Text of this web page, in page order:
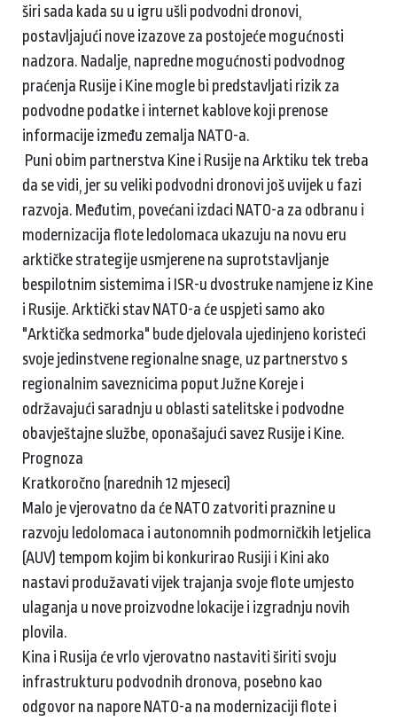
širi sada kada su u igru ušli podvodni dronovi,
postavljajući nove izazove za postojeće mogućnosti
nadzora. Nadalje, napredne mogućnosti podvodnog
praćenja Rusije i Kine mogle bi predstavljati rizik za
podvodne podatke i internet kablove koji prenose
informacije između zemalja NATO-a.
Puni obim partnerstva Kine i Rusije na Arktiku tek treba
da se vidi, jer su veliki podvodni dronovi još uvijek u fazi
razvoja. Međutim, povećani izdaci NATO-a za odbranu i
modernizacija flote ledolomaca ukazuju na novu eru
arktičke strategije usmjerene na suprotstavljanje
bespilotnim sistemima i ISR-u dvostruke namjene iz Kine
i Rusije. Arktički stav NATO-a će uspjeti samo ako
"Arktička sedmorka" bude djelovala ujedinjeno koristeći
svoje jedinstvene regionalne snage, uz partnerstvo s
regionalnim saveznicima poput Južne Koreje i
održavajući saradnju u oblasti satelitske i podvodne
obavještajne službe, oponašajući savez Rusije i Kine.
Prognoza
Kratkoročno (narednih 12 mjeseci)
Malo je vjerovatno da će NATO zatvoriti praznine u
razvoju ledolomaca i autonomnih podmorničkih letjelica
(AUV) tempom kojim bi konkurirao Rusiji i Kini ako
nastavi produžavati vijek trajanja svoje flote umjesto
ulaganja u nove proizvodne lokacije i izgradnju novih
plovila.
Kina i Rusija će vrlo vjerovatno nastaviti širiti svoju
infrastrukturu podvodnih dronova, posebno kao
odgovor na napore NATO-a na modernizaciji flote i